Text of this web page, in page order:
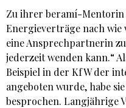
Zu ihrer beramí-
Energieverträge nach
eine Ansprechpartnerin
jederzeit wenden kann.“
Beispiel in der KfW der
angeboten wurde, habe
besprochen. Langjährige